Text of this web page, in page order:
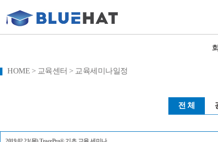
HOME > 교육센터 > 교육세미나일정
전 체